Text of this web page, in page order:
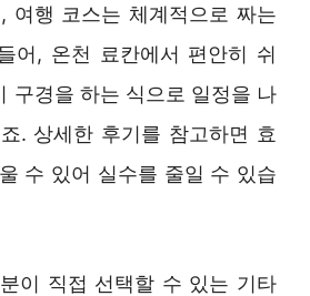
여행 코스는 체계적으로 짜는
어, 온천 료칸에서 편안히 쉬
구경을 하는 식으로 일정을 나
. 상세한 후기를 참고하면 효
수 있어 실수를 줄일 수 있습
이 직접 선택할 수 있는 기타